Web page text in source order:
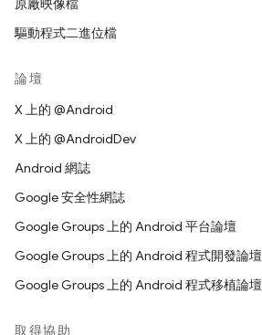
原廠映像檔
驅動程式二進位檔
論壇
X 上的 @Android
X 上的 @AndroidDev
Android 網誌
Google 安全性網誌
Google Groups 上的 Android 平台論壇
Google Groups 上的 Android 程式開發論壇
Google Groups 上的 Android 程式移植論壇
取得協助